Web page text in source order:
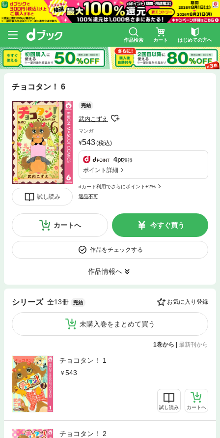
作品検索 カート はじめての方へ
チョコタン！ 6
試し読み
完結
武内こずえ
マンガ
543(税込)
4pt獲得
ポイント詳細
dカード利用でさらにポイント+2%
返品不可
カートへ 今すぐ買う
作品をチェックする
作品情報へ
シリーズ 全13冊 完結 お気に入り登録
未購入巻をまとめて買う
1巻から 最新刊から
チョコタン！ 1
543
試し読み カートへ
チョコタン！ 2